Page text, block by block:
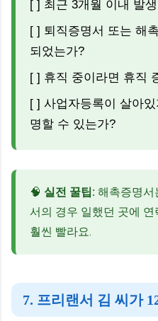
[ ] 최근 3개월 이내 발
[ ] 퇴직증명서 또는 해
되었는가?
[ ] 휴직 중이라면 휴직
[ ] 사업자등록이 살아
명할 수 있는가?
🧠 실전 꿀팁: 해촉증명서
서의 경우 일했던 곳에
훨씬 빨라요.
7. 프리랜서 김 씨가